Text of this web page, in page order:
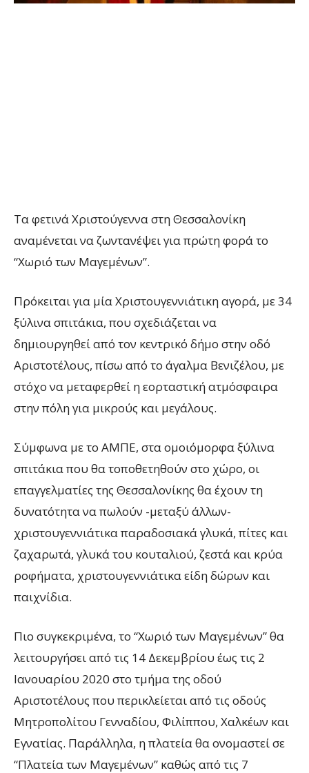
Τα φετινά Χριστούγεννα στη Θεσσαλονίκη
αναμένεται να ζωντανέψει για πρώτη φορά το
“Χωριό των Μαγεμένων”.
Πρόκειται για μία Χριστουγεννιάτικη αγορά, με 34
ξύλινα σπιτάκια, που σχεδιάζεται να
δημιουργηθεί από τον κεντρικό δήμο στην οδό
Αριστοτέλους, πίσω από το άγαλμα Βενιζέλου, με
στόχο να μεταφερθεί η εορταστική ατμόσφαιρα
στην πόλη για μικρούς και μεγάλους.
Σύμφωνα με το ΑΜΠΕ, στα ομοιόμορφα ξύλινα
σπιτάκια που θα τοποθετηθούν στο χώρο, οι
επαγγελματίες της Θεσσαλονίκης θα έχουν τη
δυνατότητα να πωλούν -μεταξύ άλλων-
χριστουγεννιάτικα παραδοσιακά γλυκά, πίτες και
ζαχαρωτά, γλυκά του κουταλιού, ζεστά και κρύα
ροφήματα, χριστουγεννιάτικα είδη δώρων και
παιχνίδια.
Πιο συγκεκριμένα, το “Χωριό των Μαγεμένων” θα
λειτουργήσει από τις 14 Δεκεμβρίου έως τις 2
Ιανουαρίου 2020 στο τμήμα της οδού
Αριστοτέλους που περικλείεται από τις οδούς
Μητροπολίτου Γενναδίου, Φιλίππου, Χαλκέων και
Εγνατίας. Παράλληλα, η πλατεία θα ονομαστεί σε
“Πλατεία των Μαγεμένων” καθώς από τις 7